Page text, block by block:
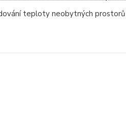
teploty neobytných prostorů